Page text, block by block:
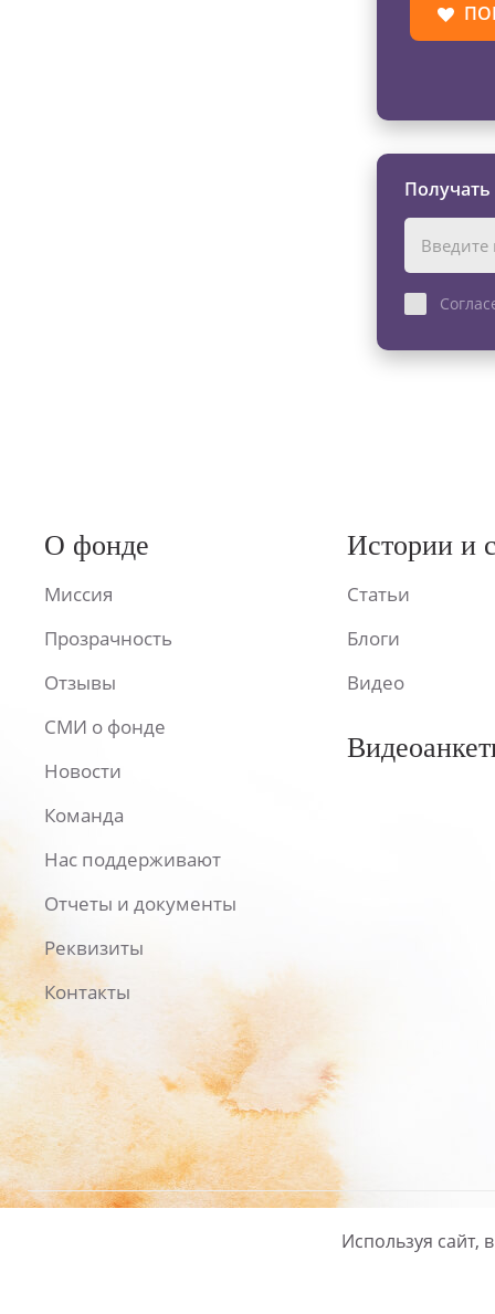
О фонде
Миссия
Прозрачность
Отзывы
СМИ о фонде
Новости
Команда
Нас поддерживают
Отчеты и документы
Реквизиты
Контакты
Истории и
Статьи
Блоги
Видео
Политика
Используя сайт,